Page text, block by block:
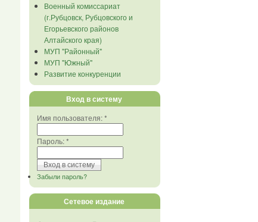
Военный комиссариат
(г.Рубцовск, Рубцовского и
Егорьевского районов
Алтайского края)
МУП "Районный"
МУП "Южный"
Развитие конкуренции
Вход в систему
Имя пользователя:*
Пароль:*
Забыли пароль?
Сетевое издание